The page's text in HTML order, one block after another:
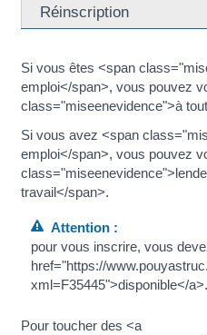
Réinscription
Si vous êtes <span
emploi</span>, vous pouvez
class="miseenevidence">à
Si vous avez <span
emploi</span>, vous pouvez
travail</span>.
Attention :
pour vous inscrire, vous
href="https://
xml=F35445">disponible</a>.
Pour toucher des <a